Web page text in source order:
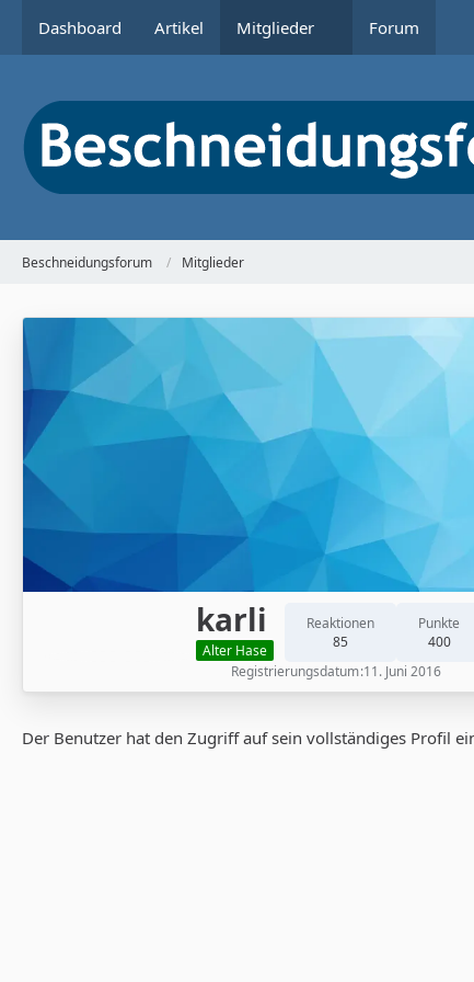
Dashboard Artikel Mitglieder Forum
Beschneidungsforum Mitglieder
karli
Alter Hase
Reaktionen
85
Punkte
400
Registrierungsdatum 11. Juni 2016
Der Benutzer hat den Zugriff auf sein vollständiges Profil